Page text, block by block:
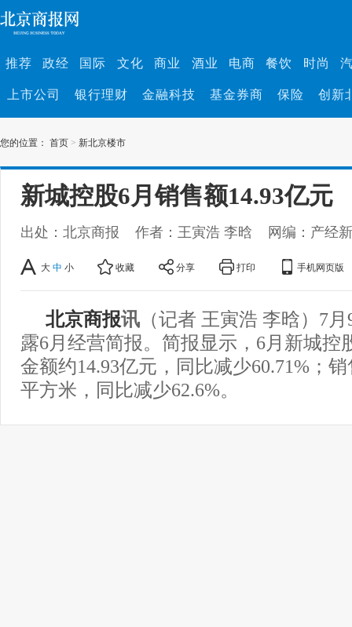
推荐 政经 国际 文化 商业 酒业 电商 餐饮 时尚
上市公司 银行理财 金融科技 基金券商 保险 创新
您的位置： 首页 > 新北京楼市
新城控股6月销售额14.93亿元
出处：北京商报 作者：王寅浩 李晗 网编：产经
大 中 小 收藏 分享 打印 手机网页版
北京商报讯 （记者 王寅浩 李晗）7
露6月经营简报。简报显示，6月新城控
金额约14.93亿元，同比减少60.71%；
平方米，同比减少62.6%。